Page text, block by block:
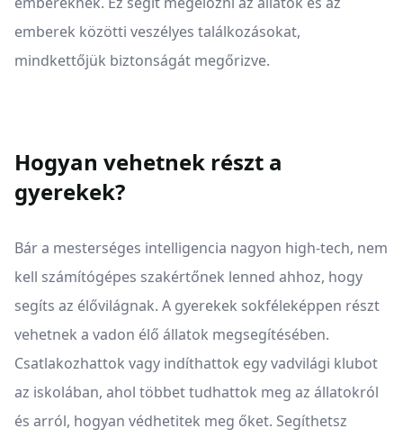
emberek közötti veszélyes találkozásokat,
mindkettőjük biztonságát megőrizve.
Hogyan vehetnek részt a
gyerekek?
Bár a mesterséges intelligencia nagyon high-tech, nem
kell számítógépes szakértőnek lenned ahhoz, hogy
segíts az élővilágnak. A gyerekek sokféleképpen részt
vehetnek a vadon élő állatok megsegítésében.
Csatlakozhattok vagy indíthattok egy vadvilági klubot
az iskolában, ahol többet tudhattok meg az állatokról
és arról, hogyan védhetitek meg őket. Segíthetsz